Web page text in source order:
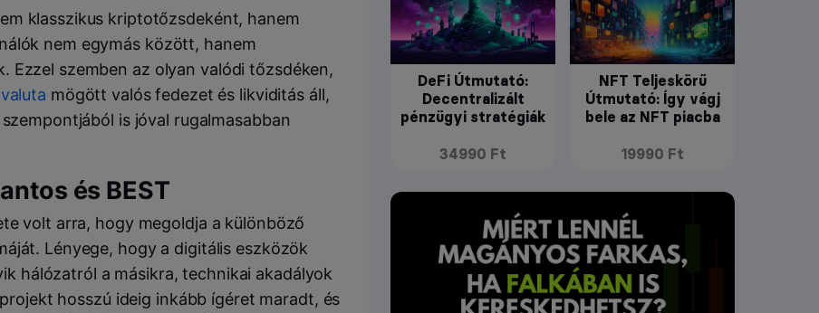
klasszikus kriptotőzsdeként, hanem
nem egymás között, hanem
Ezzel szemben az olyan valódi tőzsdéken,
mögött valós fedezet és likviditás áll,
is jóval rugalmasabban
és BEST
volt arra, hogy megoldja a különböző
Lényege, hogy a digitális eszközök
hálózatról a másikra, technikai akadályok
hosszú ideig inkább ígéret maradt, és
DeFi Útmutató:
Decentralizált
pénzügyi stratégiák
34990 Ft
NFT Teljeskörű
Útmutató: Így vágj
bele az NFT piacba
19990 Ft